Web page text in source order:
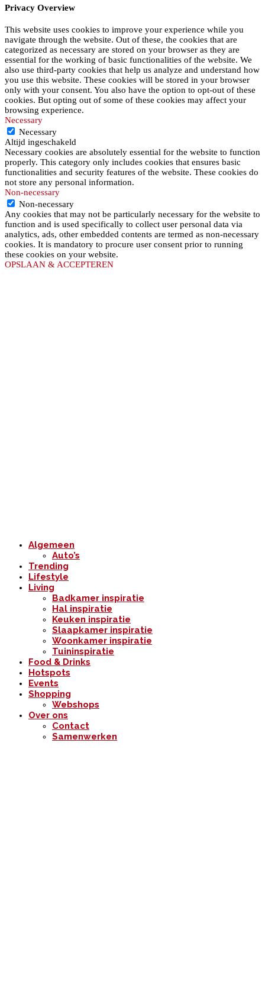
Privacy Overview
This website uses cookies to improve your experience while you
navigate through the website. Out of these, the cookies that are
categorized as necessary are stored on your browser as they are
essential for the working of basic functionalities of the website. We
also use third-party cookies that help us analyze and understand how
you use this website. These cookies will be stored in your browser
only with your consent. You also have the option to opt-out of these
cookies. But opting out of some of these cookies may affect your
browsing experience.
Necessary
Necessary
Altijd ingeschakeld
Necessary cookies are absolutely essential for the website to function
properly. This category only includes cookies that ensures basic
functionalities and security features of the website. These cookies do
not store any personal information.
Non-necessary
Non-necessary
Any cookies that may not be particularly necessary for the website to
function and is used specifically to collect user personal data via
analytics, ads, other embedded contents are termed as non-necessary
cookies. It is mandatory to procure user consent prior to running
these cookies on your website.
OPSLAAN & ACCEPTEREN
Algemeen
Auto’s
Trending
Lifestyle
Living
Badkamer inspiratie
Hal inspiratie
Keuken inspiratie
Slaapkamer inspiratie
Woonkamer inspiratie
Tuininspiratie
Food & Drinks
Hotspots
Events
Shopping
Webshops
Over ons
Contact
Samenwerken